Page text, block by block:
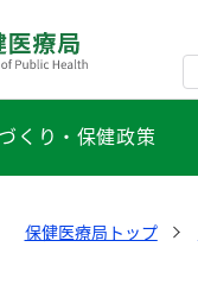
くり・保健政策
保健医療局トップ